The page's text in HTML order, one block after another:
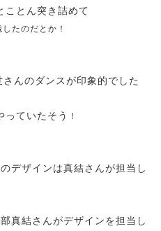
ことん突き詰めて
したのだとか！
さんのダンスが印象的でした
っていたそう
！
デザインは真結さんが担当し
真結さんがデザインを担当し